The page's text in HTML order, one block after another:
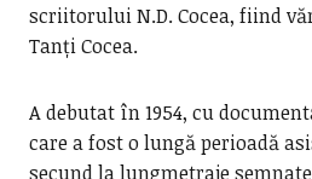
scriitorului N.D. Cocea, fiind
Tanți Cocea.
A debutat în 1954, cu
care a fost o lungă perioadă
secund la lungmetraje